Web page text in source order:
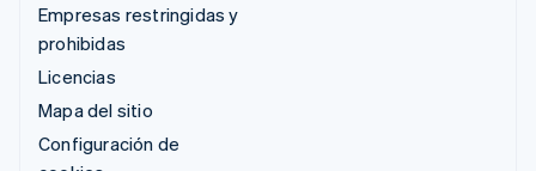
Empresas restringidas y
prohibidas
Licencias
Mapa del sitio
Configuración de